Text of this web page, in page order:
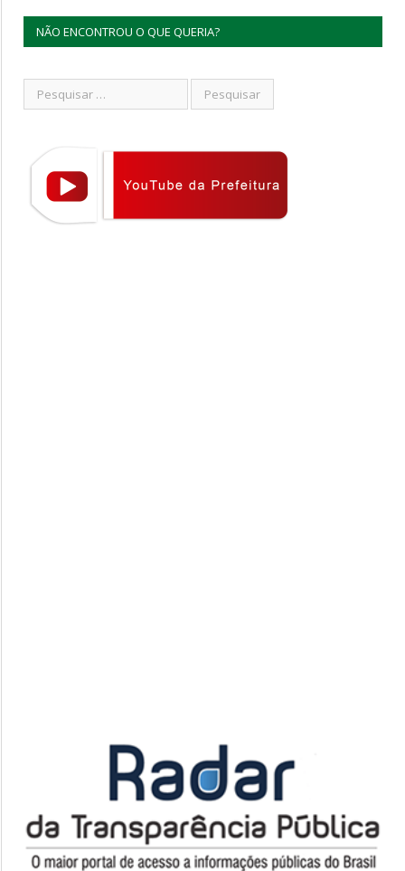
NÃO ENCONTROU O QUE QUERIA?